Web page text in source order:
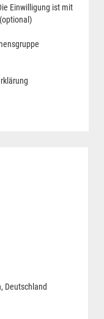
Einwilligung ist mit
Deutschland